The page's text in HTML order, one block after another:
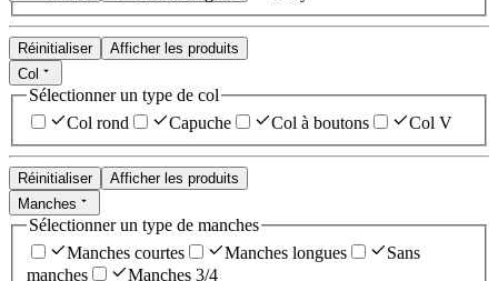
Réinitialiser
Afficher les produits
Col
Sélectionner un type de col
Col rond
Capuche Col à boutons Col V
Réinitialiser
Afficher les produits
Manches
Sélectionner un type de manches
Manches courtes
Manches longues
Sans
manches
Manches 3/4